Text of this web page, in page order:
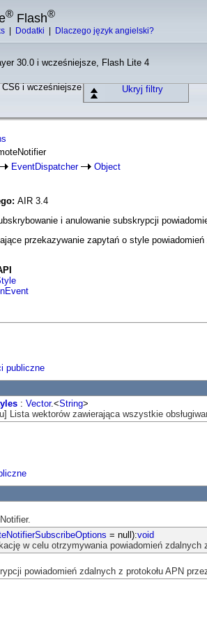
® Flash®
Dodatki Dlaczego język angielski?
30.0 i wcześniejsze, Flash Lite 4
i wcześniejsze Ukryj filtry
EventDispatcher Object
AIR 3.4
i anulowanie subskrypcji
przekazywanie zapytań o style
publiczne
: Vector.<String>
Lista wektorów zawierająca wszystkie
= null):void
w celu otrzymywania powiadomień zdalnych z
powiadomień zdalnych z protokołu APN